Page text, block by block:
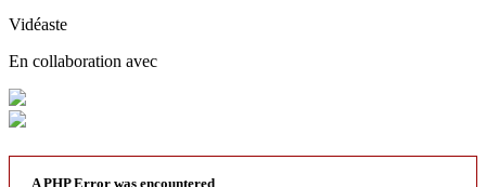
Vidéaste
En collaboration avec
A PHP Error was encountered